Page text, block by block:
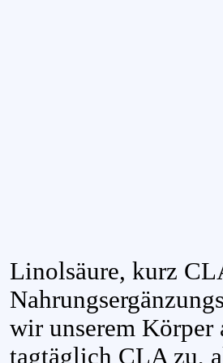
Linolsäure, kurz
wir unserem Körper
tagtäglich CLA zu,